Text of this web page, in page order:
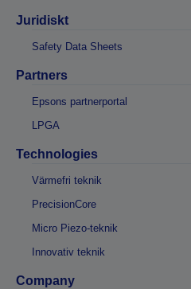
Juridiskt
Safety Data Sheets
Partners
Epsons partnerportal
LPGA
Technologies
Värmefri teknik
PrecisionCore
Micro Piezo-teknik
Innovativ teknik
Company